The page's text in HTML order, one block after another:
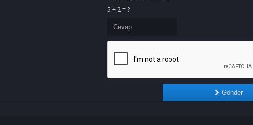
5 + 2 = ?
Gönder